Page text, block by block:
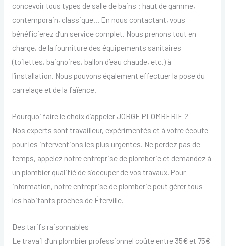
concevoir tous types de salle de bains : haut de gamme,
contemporain, classique… En nous contactant, vous
bénéficierez d’un service complet. Nous prenons tout en
charge, de la fourniture des équipements sanitaires
(toilettes, baignoires, ballon d’eau chaude, etc.) à
l’installation. Nous pouvons également effectuer la pose du
carrelage et de la faïence.
Pourquoi faire le choix d’appeler JORGE PLOMBERIE ?
Nos experts sont travailleur, expérimentés et à votre écoute
pour les interventions les plus urgentes. Ne perdez pas de
temps, appelez notre entreprise de plomberie et demandez à
un plombier qualifié de s’occuper de vos travaux. Pour
information, notre entreprise de plomberie peut gérer tous
les habitants proches de Éterville.
Des tarifs raisonnables
Le travail d’un plombier professionnel coûte entre 35€ et 75€